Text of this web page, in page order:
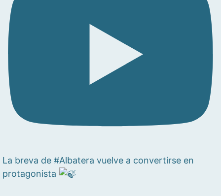
La breva de #Albatera vuelve a convertirse en
protagonista